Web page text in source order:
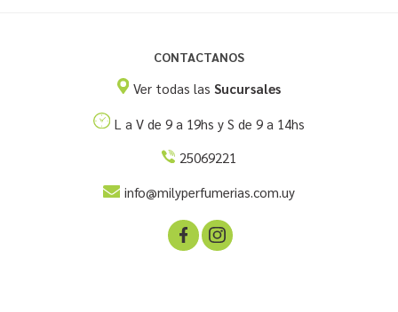
CONTACTANOS
Ver todas las Sucursales
L a V de 9 a 19hs y S de 9 a 14hs
25069221
info@milyperfumerias.com.uy